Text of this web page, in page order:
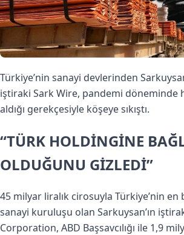
Türkiye’nin sanayi devlerinden
iştiraki Sark Wire, pandemi döneminde
aldığı gerekçesiyle köşeye sıkıştı.
“TÜRK HOLDİNGİNE
OLDUĞUNU GİZLEDİ”
45 milyar liralık cirosuyla Türkiye’nin en
sanayi kuruluşu olan Sarkuysan’ın
Corporation, ABD Başsavcılığı ile 1,9